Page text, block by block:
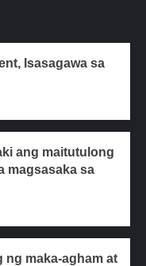
Isasagawa sa
ang maitutulong
magsasaka sa
maka-agham at